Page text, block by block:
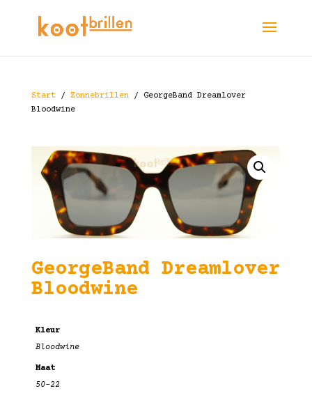
Start/ Zonnebrillen/ GeorgeBand Dreamlover
Bloodwine
GeorgeBand Dreamlover
Bloodwine
Kleur
Bloodwine
Maat
50-22